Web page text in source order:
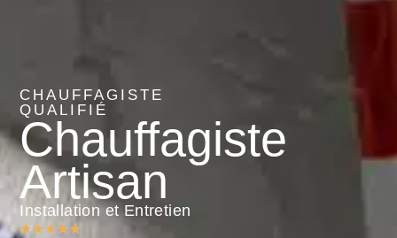
CHAUFFAGISTE
QUALIFIÉ
Chauffagiste
Artisan
Installation et Entretien
★★★★★